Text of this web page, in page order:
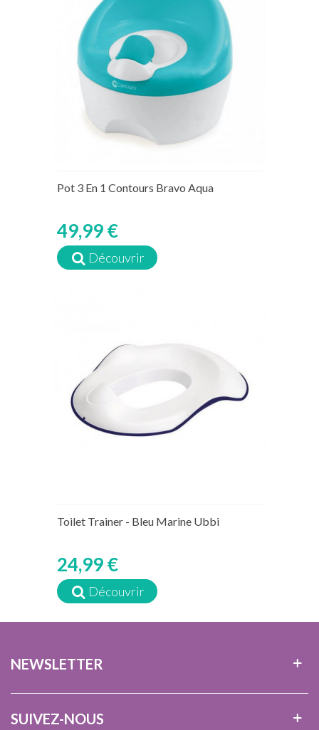
Pot 3 En 1 Contours Bravo Aqua
49,99 €
Découvrir
Toilet Trainer - Bleu Marine Ubbi
24,99 €
Découvrir
NEWSLETTER
SUIVEZ-NOUS